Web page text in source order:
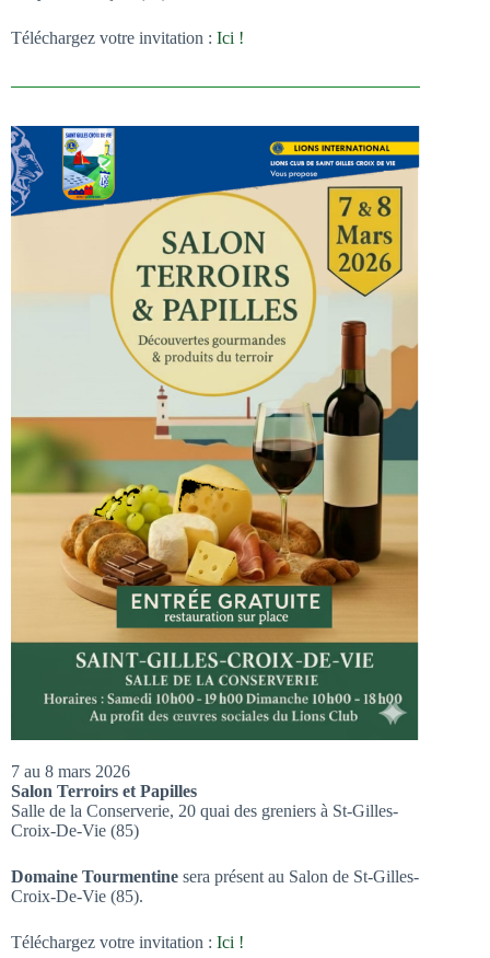
Téléchargez votre invitation : Ici !
7 au 8 mars 2026
Salon Terroirs et Papilles
Salle de la Conserverie, 20 quai des greniers à St-Gilles-
Croix-De-Vie (85)
Domaine Tourmentine sera présent au Salon de St-Gilles-
Croix-De-Vie (85).
Téléchargez votre invitation : Ici !